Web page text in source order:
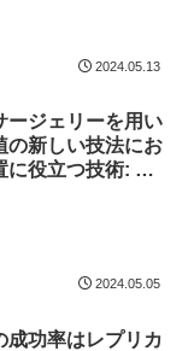
2024.05.13
ージェリーを用い
の新しい技法にお
に役立つ技術: 症
2024.05.05
成功率はレプリカ